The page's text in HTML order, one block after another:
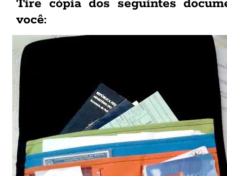
Tire cópia dos seguintes
você: